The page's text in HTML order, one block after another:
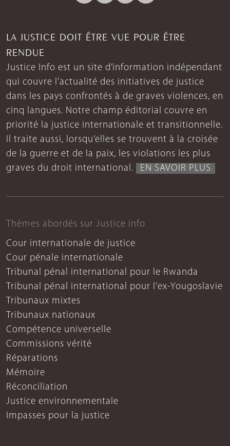
LA JUSTICE DOIT ÊTRE VUE POUR ÊTRE
RENDUE
Justice Info est un site d’information indépendant
qui couvre l’actualité des initiatives de justice
dans les pays confrontés à de graves violences, en
cinq langues. Notre champ éditorial couvre en
priorité la justice internationale et transitionnelle.
Il traite aussi, lorsqu’elles se trouvent à la croisée
de la guerre et de la paix, les violations les plus
graves du droit international.
EN SAVOIR PLUS
Thèmes abordés sur Justice info
Cour internationale de justice
Cour pénale internationale
Tribunal pénal international pour le Rwanda
Tribunal pénal international pour l'ex-Yougoslavie
Tribunaux mixtes
Tribunaux nationaux
Compétence universelle
Commissions vérité
Réparations
Mémoire
Réconciliation
Justice environnementale
Impasses pour la justice